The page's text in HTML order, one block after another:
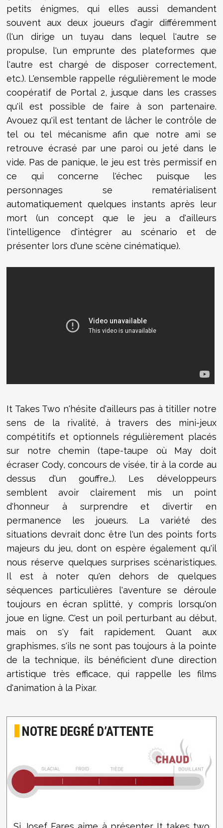
petits énigmes, qui elles aussi demandent
souvent aux deux joueurs d'agir différemment
(l'un dirige un tuyau dans lequel l'autre se
propulse, l'un emprunte des plateformes que
l'autre est chargé de disposer correctement,
etc.). L'ensemble rappelle régulièrement le mode
coopératif de Portal 2, jusque dans les crasses
qu'il est possible de faire à son partenaire.
Avouez qu'il est tentant de lâcher le contrôle de
tel ou tel mécanisme afin que notre ami se
retrouve écrasé par une paroi ou jeté dans le
vide. Pas de panique, le jeu est très permissif en
ce qui concerne l'échec puisque les
personnages se rematérialisent
automatiquement quelques instants après leur
mort (un concept que le jeu a d'ailleurs
l'intelligence d'intégrer au scénario et de
présenter lors d'une scène cinématique).
It Takes Two n'hésite d'ailleurs pas à titiller notre
sens de la rivalité, à travers des mini-jeux
compétitifs et optionnels régulièrement placés
sur notre chemin (tape-taupe où May doit
écraser Cody, concours de visée, tir à la corde au
dessus d'un gouffre…). Les développeurs
semblent avoir clairement mis un point
d'honneur à surprendre et divertir en
permanence les joueurs. La variété des
situations devrait donc être l'un des points forts
majeurs du jeu, dont on espère également qu'il
nous réserve quelques surprises scénaristiques.
Il est à noter qu'en dehors de quelques
séquences particulières l'aventure se déroule
toujours en écran splitté, y compris lorsqu'on
joue en ligne. C'est un poil perturbant au début,
mais on s'y fait rapidement. Quant aux
graphismes, s'ils ne sont pas toujours à la pointe
de la technique, ils bénéficient d'une direction
artistique très efficace, qui rappelle les films
d'animation à la Pixar.
NOTRE DEGRÉ D’ATTENTE